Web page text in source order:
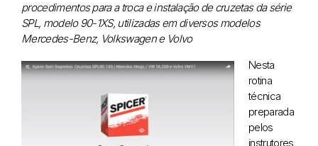
procedimentos para a troca e instalação de cruzetas da série
SPL, modelo 90-1XS, utilizadas em diversos modelos
Mercedes-Benz, Volkswagen e Volvo
Nesta
rotina
técnica
preparada
pelos
instrutores